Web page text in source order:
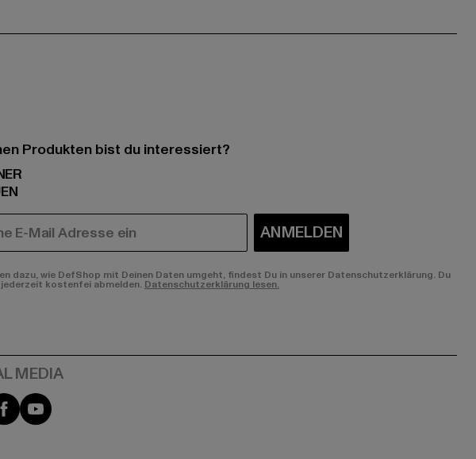
Produkten bist du interessiert?
ANMELDEN
dazu, wie DefShop mit Deinen Daten umgeht, findest Du in unserer Datenschutzerklärung. Du
kostenfei abmelden. Datenschutzerklärung lesen.
FacebookYouTube